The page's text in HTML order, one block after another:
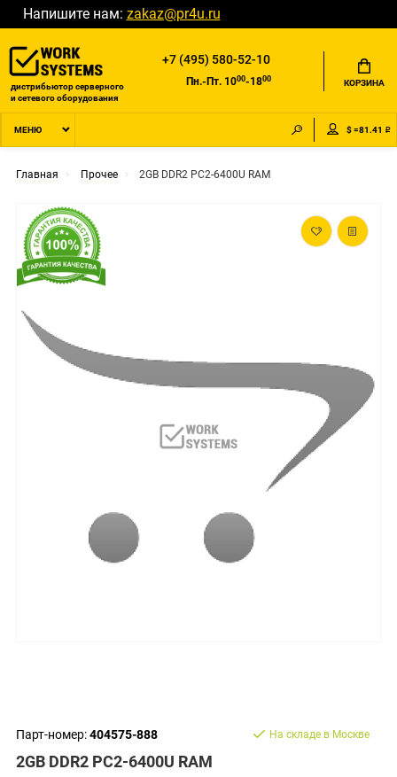
Напишите нам: zakaz@pr4u.ru
дистрибьютор серверного
и сетевого оборудования
+7 (495) 580-52-10
Пн.-Пт. 1000-1800 КОРЗИНА
МЕНЮ $ =81.41 ₽
Главная Прочее 2GB DDR2 PC2-6400U RAM
Парт-номер:404575-888
2GB DDR2 PC2-6400U RAM
На складе в Москве